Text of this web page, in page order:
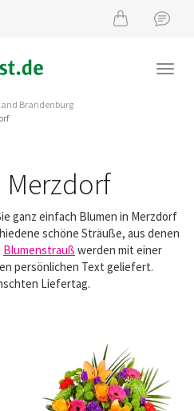
Brandenburg
ganz einfach Blumen in Merzdorf
schöne Sträuße, aus denen
Blumenstrauß werden mit einer
persönlichen Text geliefert.
Liefertag.